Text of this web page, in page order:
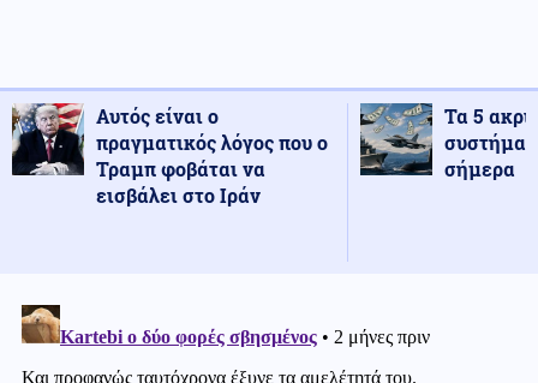
Αυτός είναι ο
πραγματικός λόγος που ο
Τραμπ φοβάται να
εισβάλει στο Ιράν
Τα 5
σήμερα